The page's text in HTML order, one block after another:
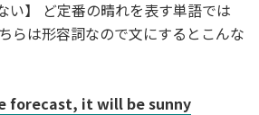
い】 ど定番の晴れを表す単語では
らは形容詞なので文にするとこんな
forecast, it will be sunny